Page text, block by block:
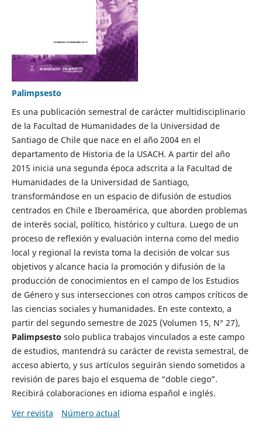
Palimpsesto
Es una publicación semestral de carácter multidisciplinario
de la Facultad de Humanidades de la Universidad de
Santiago de Chile que nace en el año 2004 en el
departamento de Historia de la USACH. A partir del año
2015 inicia una segunda época adscrita a la Facultad de
Humanidades de la Universidad de Santiago,
transformándose en un espacio de difusión de estudios
centrados en Chile e Iberoamérica, que aborden problemas
de interés social, político, histórico y cultura. Luego de un
proceso de reflexión y evaluación interna como del medio
local y regional la revista toma la decisión de volcar sus
objetivos y alcance hacia la promoción y difusión de la
producción de conocimientos en el campo de los Estudios
de Género y sus intersecciones con otros campos críticos de
las ciencias sociales y humanidades. En este contexto, a
partir del segundo semestre de 2025 (Volumen 15, N° 27),
Palimpsesto solo publica trabajos vinculados a este campo
de estudios, mantendrá su carácter de revista semestral, de
acceso abierto, y sus artículos seguirán siendo sometidos a
revisión de pares bajo el esquema de “doble ciego”.
Recibirá colaboraciones en idioma español e inglés.
Ver revista
Número actual